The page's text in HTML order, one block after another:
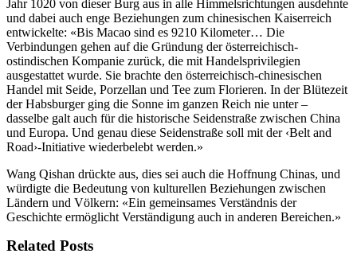
Jahr 1020 von dieser Burg aus in alle Himmelsrichtungen ausdehnte
und dabei auch enge Beziehungen zum chinesischen Kaiserreich
entwickelte: «Bis Macao sind es 9210 Kilometer… Die
Verbindungen gehen auf die Gründung der österreichisch-
ostindischen Kompanie zurück, die mit Handelsprivilegien
ausgestattet wurde. Sie brachte den österreichisch-chinesischen
Handel mit Seide, Porzellan und Tee zum Florieren. In der Blütezeit
der Habsburger ging die Sonne im ganzen Reich nie unter –
dasselbe galt auch für die historische Seidenstraße zwischen China
und Europa. Und genau diese Seidenstraße soll mit der ‹Belt and
Road›-Initiative wiederbelebt werden.»
Wang Qishan drückte aus, dies sei auch die Hoffnung Chinas, und
würdigte die Bedeutung von kulturellen Beziehungen zwischen
Ländern und Völkern: «Ein gemeinsames Verständnis der
Geschichte ermöglicht Verständigung auch in anderen Bereichen.»
Related Posts